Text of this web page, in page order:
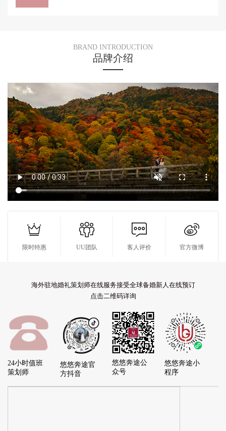
BRAND INTRODUCTION
品牌介绍

限时特惠

UU团队

客人评价

官方微博
海外驻地婚礼策划师在线服务接受全球备婚新人在线预订
点击二维码详询
24小时值班
策划师
悠悠奔途官
方抖音
悠悠奔途公
众号
悠悠奔途小
程序